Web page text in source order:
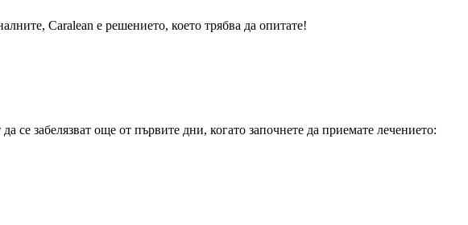
Caralean е решението, което трябва да опитате!
се забелязват още от първите дни, когато започнете да приемате лечението: